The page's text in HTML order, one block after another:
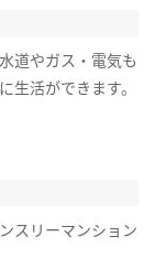
道やガス・電気も
生活ができます。
スリーマンション